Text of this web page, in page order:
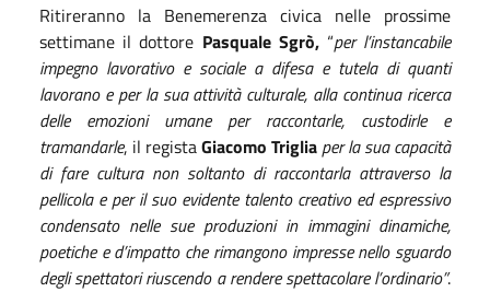
Ritireranno la Benemerenza civica nelle prossime
settimane il dottore Pasquale Sgrò,“per l’instancabile
impegno lavorativo e sociale a difesa e tutela di quanti
lavorano e per la sua attività culturale, alla continua ricerca
delle emozioni umane per raccontarle, custodirle e
tramandarle, il registaGiacomo Triglia per la sua capacità
di fare cultura non soltanto di raccontarla attraverso la
pellicola e per il suo evidente talento creativo ed espressivo
condensato nelle sue produzioni in immagini dinamiche,
poetiche e d’impatto che rimangono impresse nello sguardo
degli spettatori riuscendo a rendere spettacolare l’ordinario”.